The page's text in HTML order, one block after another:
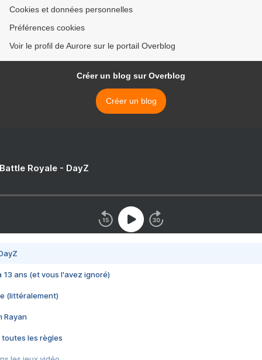
Cookies et données personnelles
Préférences cookies
Voir le profil de Aurore sur le portail Overblog
Créer un blog sur Overblog
Créer un blog
Royale - DayZ
13 ans (et vous l'avez ignoré)
(littéralement)
Rayan
toutes les règles